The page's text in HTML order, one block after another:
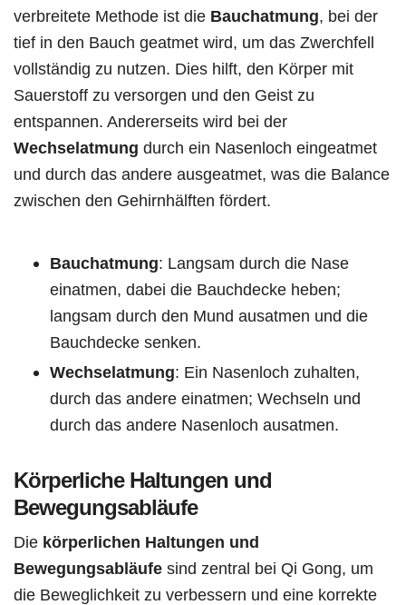
verbreitete Methode ist die Bauchatmung, bei der
tief in den Bauch geatmet wird, um das Zwerchfell
vollständig zu nutzen. Dies hilft, den Körper mit
Sauerstoff zu versorgen und den Geist zu
entspannen. Andererseits wird bei der
Wechselatmung durch ein Nasenloch eingeatmet
und durch das andere ausgeatmet, was die Balance
zwischen den Gehirnhälften fördert.
Bauchatmung: Langsam durch die Nase
einatmen, dabei die Bauchdecke heben;
langsam durch den Mund ausatmen und die
Bauchdecke senken.
Wechselatmung: Ein Nasenloch zuhalten,
durch das andere einatmen; Wechseln und
durch das andere Nasenloch ausatmen.
Körperliche Haltungen und
Bewegungsabläufe
Die körperlichen Haltungen und
Bewegungsabläufe sind zentral bei Qi Gong, um
die Beweglichkeit zu verbessern und eine korrekte